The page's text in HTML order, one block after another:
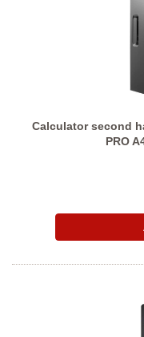
Calculator second
PRO